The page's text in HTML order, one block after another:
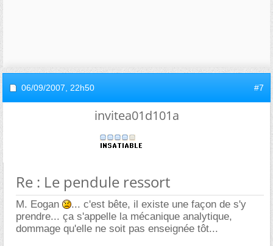
06/09/2007, 22h50 #7
invitea01d101a
Re : Le pendule ressort
M. Eogan
... c'est bête, il existe une façon de s'y
prendre... ça s'appelle la mécanique analytique,
dommage qu'elle ne soit pas enseignée tôt...